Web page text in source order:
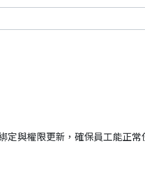
與權限更新，確保員工能正常